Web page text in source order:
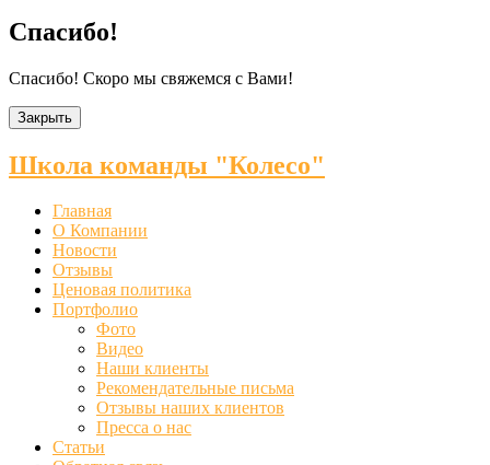
Спасибо!
Спасибо! Скоро мы свяжемся с Вами!
Закрыть
Школа команды "Колесо"
Главная
О Компании
Новости
Отзывы
Ценовая политика
Портфолио
Фото
Видео
Наши клиенты
Рекомендательные письма
Отзывы наших клиентов
Пресса о нас
Статьи